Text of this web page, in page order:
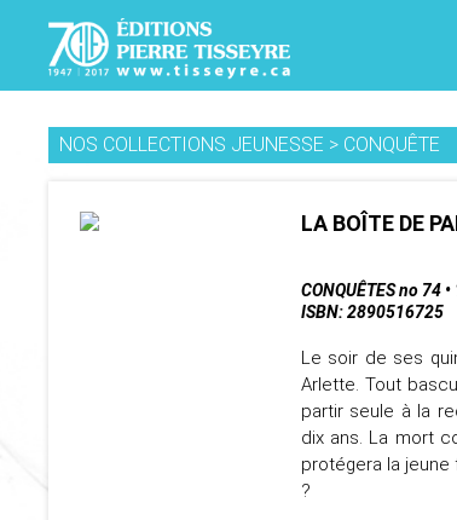
NOS COLLECTIONS JEUNESSE > CONQUÊTE
LA BOÎTE DE
CONQUÊTES no 74
ISBN: 2890516725
Le soir de ses
Arlette. Tout
partir seule à la
dix ans. La mort
protégera la jeune
?